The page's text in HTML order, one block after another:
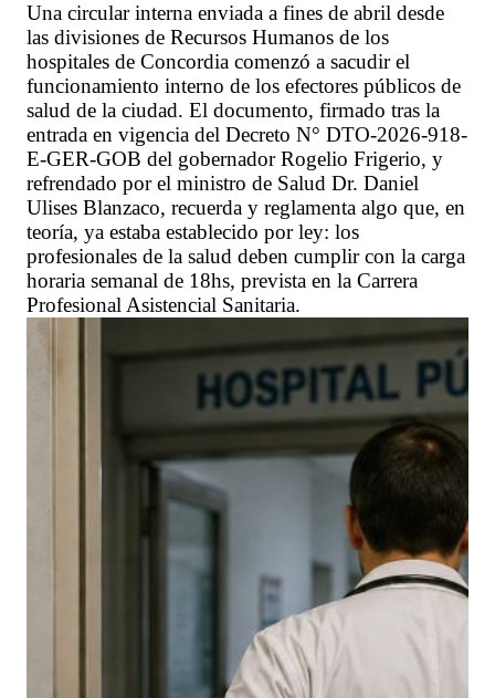
Una circular interna enviada a fines de abril desde
las divisiones de Recursos Humanos de los
hospitales de Concordia comenzó a sacudir el
funcionamiento interno de los efectores públicos de
salud de la ciudad. El documento, firmado tras la
entrada en vigencia del Decreto N° DTO-2026-918-
E-GER-GOB del gobernador Rogelio Frigerio, y
refrendado por el ministro de Salud Dr. Daniel
Ulises Blanzaco, recuerda y reglamenta algo que, en
teoría, ya estaba establecido por ley: los
profesionales de la salud deben cumplir con la carga
horaria semanal de 18hs, prevista en la Carrera
Profesional Asistencial Sanitaria.